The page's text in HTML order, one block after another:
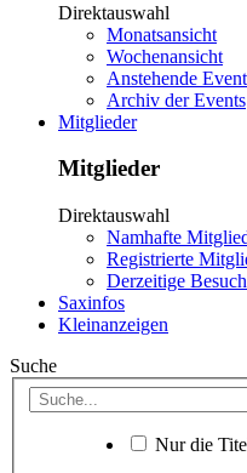
Direktauswahl
Monatsansicht
Wochenansicht
Anstehende
Archiv der Events
Mitglieder
Mitglieder
Direktauswahl
Namhafte
Registrierte
Derzeitige
Saxinfos
Kleinanzeigen
Suche
Nur die